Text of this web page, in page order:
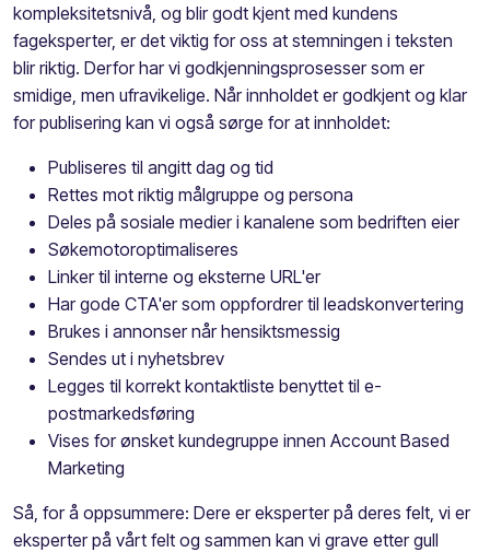
kompleksitetsnivå, og blir godt kjent med kundens
fageksperter, er det viktig for oss at stemningen i teksten
blir riktig. Derfor har vi godkjenningsprosesser som er
smidige, men ufravikelige. Når innholdet er godkjent og klar
for publisering kan vi også sørge for at innholdet:
Publiseres til angitt dag og tid
Rettes mot riktig målgruppe og persona
Deles på sosiale medier i kanalene som bedriften eier
Søkemotoroptimaliseres
Linker til interne og eksterne URL'er
Har gode CTA'er som oppfordrer til leadskonvertering
Brukes i annonser når hensiktsmessig
Sendes ut i nyhetsbrev
Legges til korrekt kontaktliste benyttet til e-
postmarkedsføring
Vises for ønsket kundegruppe innen Account Based
Marketing
Så, for å oppsummere: Dere er eksperter på deres felt, vi er
eksperter på vårt felt og sammen kan vi grave etter gull